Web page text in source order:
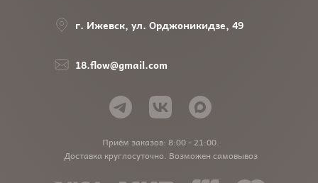
Приём заказов: 8:00 - 21:00.
Доставка круглосуточно. Возможен самовывоз
г. Ижевск, ул. Орджоникидзе, 49
18.flow@gmail.com